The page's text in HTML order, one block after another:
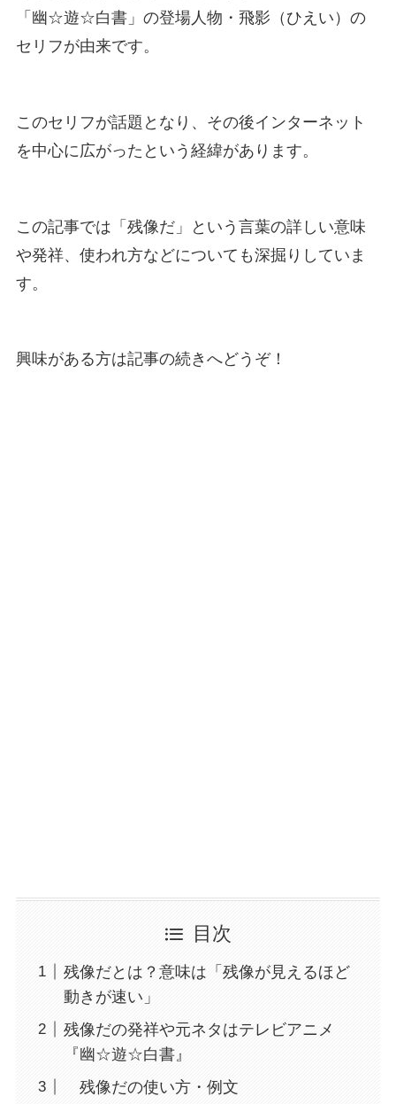
「幽☆遊☆白書」の登場人物・飛影（ひえい）の
セリフが由来です。
このセリフが話題となり、その後インターネット
を中心に広がったという経緯があります。
この記事では「残像だ」という言葉の詳しい意味
や発祥、使われ方などについても深掘りしていま
す。
興味がある方は記事の続きへどうぞ！
目次
残像だとは？意味は「残像が見えるほど
動きが速い」
残像だの発祥や元ネタはテレビアニメ
『幽☆遊☆白書』
残像だの使い方・例文